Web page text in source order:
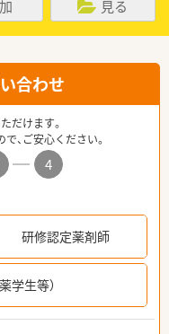
見る
合わせ
だけます。
、ご安心ください。
4
研修認定薬剤師
学生等）